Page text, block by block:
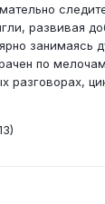
развивая
занимаясь
по
разговорах,